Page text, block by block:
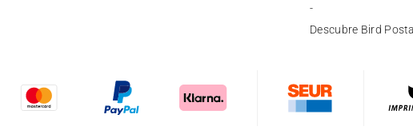
-
Descubre Bird Postal